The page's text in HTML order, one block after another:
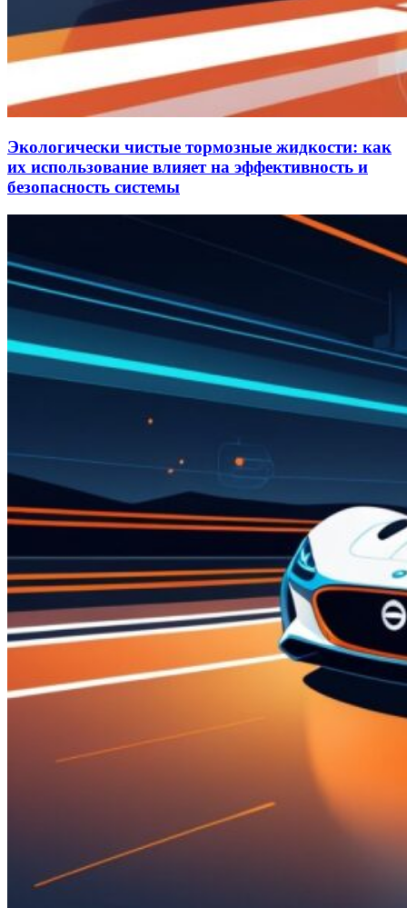
Экологически чистые тормозные жидкости: как
их использование влияет на эффективность и
безопасность системы